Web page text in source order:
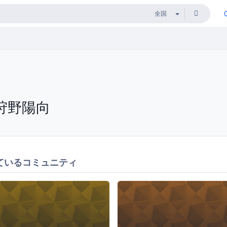
野陽向
いるコミュニティ